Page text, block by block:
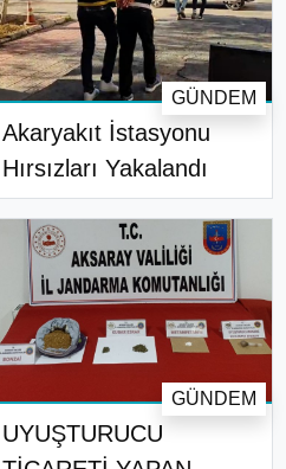
Akaryakıt İstasyonu
Hırsızları Yakalandı
GÜNDEM
UYUŞTURUCU
GÜNDEM